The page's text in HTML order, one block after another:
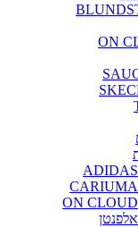
ON
ADIDAS
CARIUMA
ON CLOUD
אלפנטן